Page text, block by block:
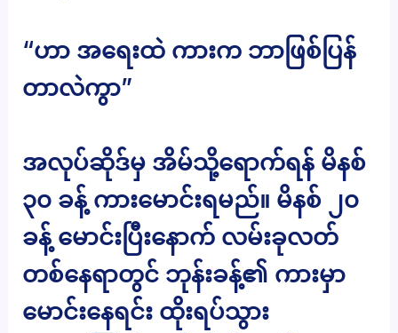
“ဟာ အရေးထဲ ကားက ဘာဖြစ်ပြန်
တာလဲကွာ”
အလုပ်ဆိုဒ်မှ အိမ်သို့ရောက်ရန် မိနစ်
၃၀ ခန့် ကားမောင်းရမည်။ မိနစ် ၂၀
ခန့် မောင်းပြီးနောက် လမ်းခုလတ်
တစ်နေရာတွင် ဘုန်းခန့်၏ ကားမှာ
မောင်းနေရင်း ထိုးရပ်သွား